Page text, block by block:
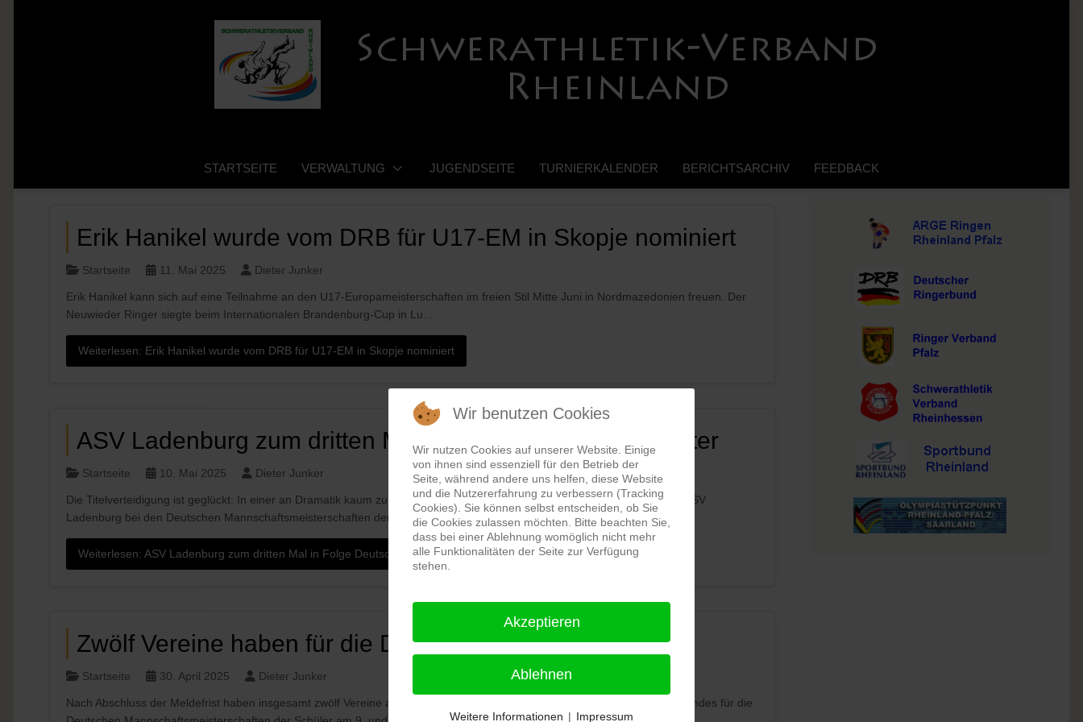
STARTSEITE VERWALTUNG JUGENDSEITE TURNIERKALENDER BERICHTSARCHIV FEEDBACK
Erik Hanikel wurde vom DRB für U17-EM in Skopje nominiert
Startseite 11. Mai 2025 Dieter Junker
Erik Hanikel kann sich auf eine Teilnahme an den U17-Europameisterschaften im freien Stil Mitte Juni in Nordmazedonien freuen. Der
Neuwieder Ringer siegte beim Internationalen Brandenburg-Cup in Lu...
Weiterlesen: Erik Hanikel wurde vom DRB für U17-EM in Skopje nominiert
ASV Ladenburg zum dritten Mal in Folge Deutscher Meister
Startseite 10. Mai 2025 Dieter Junker
Die Titelverteidigung ist geglückt: In einer an Dramatik kaum zu überbietenden Neuauflage des Vorjahresfinale siegte der ASV
Ladenburg bei den Deutschen Mannschaftsmeisterschaften der Schüler in...
Weiterlesen: ASV Ladenburg zum dritten Mal in Folge Deutscher Meister
Zwölf Vereine haben für die DMM in Montabaur gemeldet
Startseite 30. April 2025 Dieter Junker
Nach Abschluss der Meldefrist haben insgesamt zwölf Vereine aus sieben Landesorganisationen des Deutschen Ringer-Bundes für die
Wir benutzen Cookies
Wir nutzen Cookies auf unserer Website. Einige
von ihnen sind essenziell für den Betrieb der
Seite, während andere uns helfen, diese Website
und die Nutzererfahrung zu verbessern (Tracking
Cookies). Sie können selbst entscheiden, ob Sie
die Cookies zulassen möchten. Bitte beachten Sie,
dass bei einer Ablehnung womöglich nicht mehr
alle Funktionalitäten der Seite zur Verfügung
stehen.
Akzeptieren
Ablehnen
Weitere Informationen | Impressum